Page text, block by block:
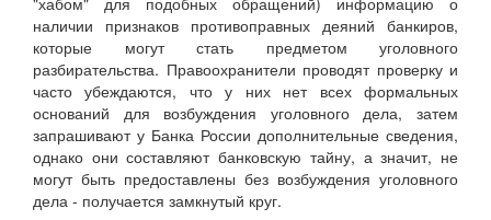
наличии признаков противоправных деяний банкиров,
которые могут стать предметом уголовного
разбирательства. Правоохранители проводят проверку и
часто убеждаются, что у них нет всех формальных
оснований для возбуждения уголовного дела, затем
запрашивают у Банка России дополнительные сведения,
однако они составляют банковскую тайну, а значит, не
могут быть предоставлены без возбуждения уголовного
дела - получается замкнутый круг.